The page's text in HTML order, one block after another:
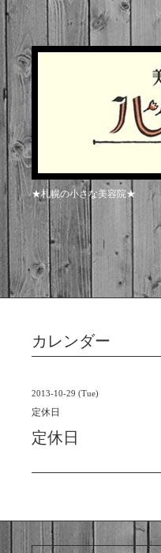
★札幌の小さな美容院★
カレンダー
2013-10-29 (Tue)
定休日
定休日